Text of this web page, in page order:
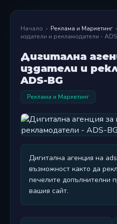
Начало › Реклама и Маркетинг ›
издатели и рекламодатели -
Дигитална
издатели и
ADS-BG
Реклама и Маркетинг
Дигитална агенция на
възможност както да
печелите допълнителни
вашия сайт.